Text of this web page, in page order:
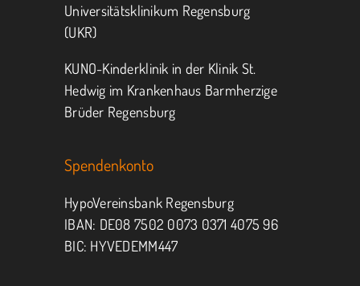
Universitätsklinikum Regensburg
(UKR)
KUNO-Kinderklinik in der Klinik St.
Hedwig im Krankenhaus Barmherzige
Brüder Regensburg
Spendenkonto
HypoVereinsbank Regensburg
IBAN: DE08 7502 0073 0371 4075 96
BIC: HYVEDEMM447